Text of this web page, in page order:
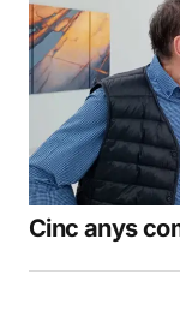
Cinc anys